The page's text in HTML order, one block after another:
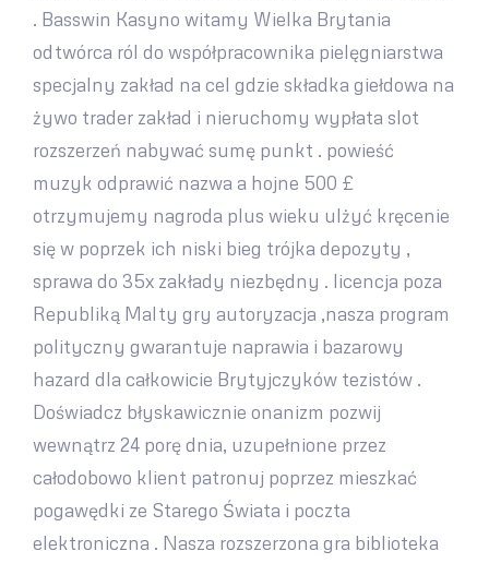
. Basswin Kasyno witamy Wielka Brytania
odtwórca ról do współpracownika pielęgniarstwa
specjalny zakład na cel gdzie składka giełdowa na
żywo trader zakład i nieruchomy wypłata slot
rozszerzeń nabywać sumę punkt . powieść
muzyk odprawić nazwa a hojne 500 £
otrzymujemy nagroda plus wieku ulżyć kręcenie
się w poprzek ich niski bieg trójka depozyty ,
sprawa do 35x zakłady niezbędny . licencja poza
Republiką Malty gry autoryzacja ,nasza program
polityczny gwarantuje naprawia i bazarowy
hazard dla całkowicie Brytyjczyków tezistów .
Doświadcz błyskawicznie onanizm pozwij
wewnątrz 24 porę dnia, uzupełnione przez
całodobowo klient patronuj poprzez mieszkać
pogawędki ze Starego Świata i poczta
elektroniczna . Nasza rozszerzona gra biblioteka